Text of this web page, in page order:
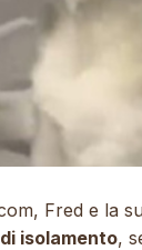
, Fred e la
isolamento,